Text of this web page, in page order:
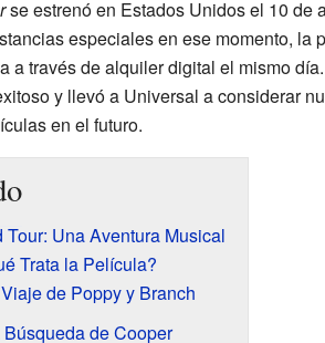
se estrenó en Estados Unidos el 10 de
especiales en ese momento, la
a través de alquiler digital el mismo
y llevó a Universal a considerar
en el futuro.
Tour: Una Aventura Musical
Trata la Película?
de Poppy y Branch
Búsqueda de Cooper